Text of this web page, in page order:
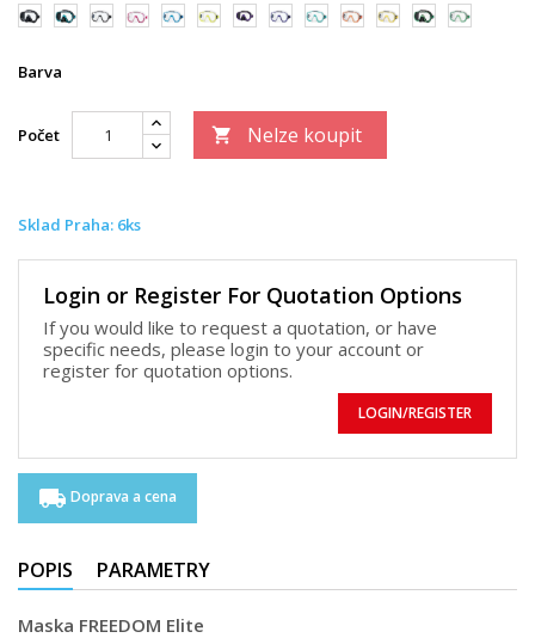
černá/černá/zelená
trans/trans/růžová
trans/modrá
trans/černá/fialová
trans/tmavě
trans/zelená
trans/oranžová
trans/zlatá
černá/světle
trans/světle
Barva
Počet  Nelze koupit
Sklad Praha: 6ks
Login or Register For Quotation Options
If you would like to request a quotation, or have
specific needs, please login to your account or
register for quotation options.
LOGIN/REGISTER
local_shipping Doprava a cena
POPIS PARAMETRY
Maska FREEDOM Elite